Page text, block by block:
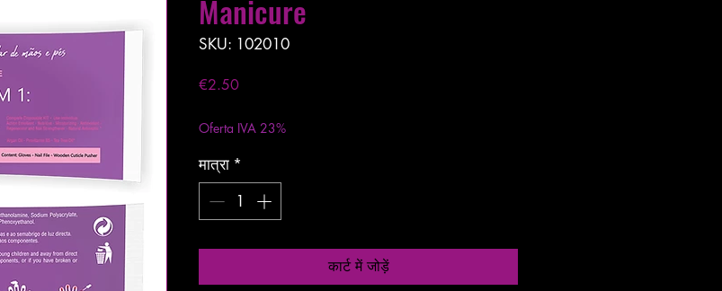
Manicure
SKU: 102010
€2.50मूल्य
Oferta IVA 23%
मात्रा *
कार्ट में जोड़ें